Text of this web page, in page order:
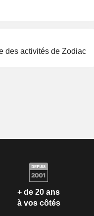
des activités de Zodiac
+ de 20 ans
à vos côtés